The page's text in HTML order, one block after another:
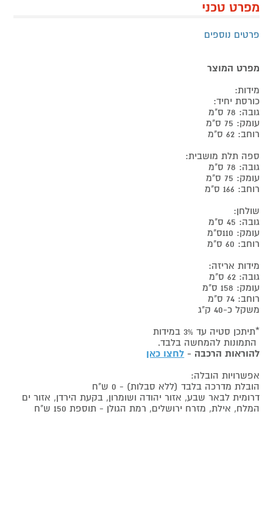
מפרט טכני
פרטים נוספים
מפרט המוצר
מידות:
כורסת יחיד:
גובה: 78 ס"מ
עומק: 75 ס"מ
רוחב: 62 ס"מ
ספה תלת מושבית:
גובה: 78 ס"מ
עומק: 75 ס"מ
רוחב: 166 ס"מ
שולחן:
גובה: 45 ס"מ
עומק: 110ס"מ
רוחב: 60 ס"מ
מידות אריזה:
גובה: 62 ס"מ
עומק: 158 ס"מ
רוחב: 74 ס"מ
משקל כ-40 ק"ג
*תיתכן סטיה עד 3% במידות
התמונות להמחשה בלבד.
להוראות הרכבה - לחצו כאן
אפשרויות הובלה:
הובלת מדרכה בלבד (ללא סבלות) - 0 ש"ח
דרומית לבאר שבע, אזור יהודה ושומרון, בקעת הירדן, אזור ים
המלח, אילת, מזרח ירושלים, רמת הגולן - תוספת 150 ש"ח